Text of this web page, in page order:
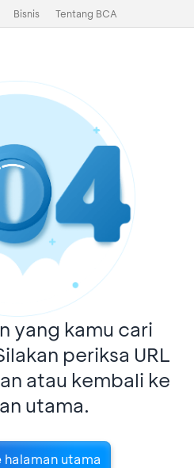
Bisnis Tentang BCA
yang kamu cari
periksa URL
atau kembali ke
utama.
halaman utama